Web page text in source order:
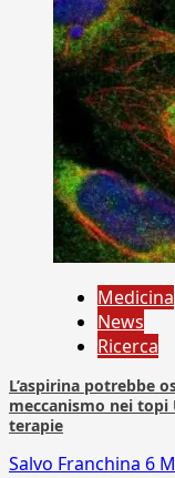
Medicina
News
Ricerca
L’aspirina potrebbe
meccanismo nei topi
terapie
Salvo Franchina 6